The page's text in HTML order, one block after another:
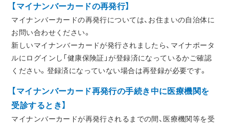
【マイナンバーカードの再発行】
マイナンバーカードの再発行については、お住まいの自治体に
お問い合わせください。
新しいマイナンバーカードが発行されましたら、マイナポータ
ルにログインし「健康保険証」が登録済になっているかご確認
ください。登録済になっていない場合は再登録が必要です。
【マイナンバーカード再発行の手続き中に医療機関を
受診するとき】
マイナンバーカードが再発行されるまでの間、医療機関等を受